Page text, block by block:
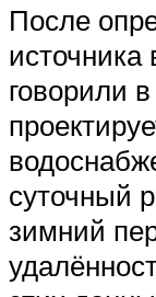
После
говорили
суточный
зимний